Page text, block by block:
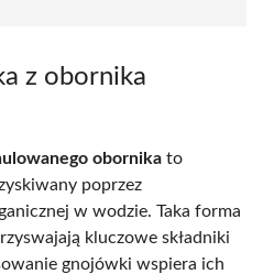
z obornika
obornika to
poprzez
w wodzie. Taka forma
kluczowe składniki
gnojówki wspiera ich